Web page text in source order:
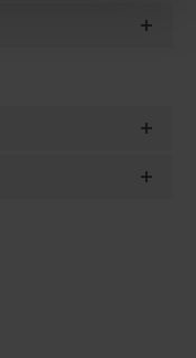
loro o che hanno